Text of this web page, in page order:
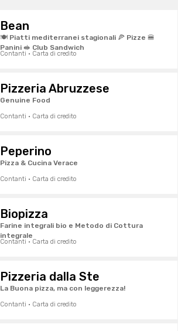
Bean
🍽️ Piatti mediterranei stagionali 🍕 Pizze 🍔
Panini 🥪 Club Sandwich
Contanti · Carta di credito
Pizzeria Abruzzese
Genuine Food
Contanti · Carta di credito
Peperino
Pizza & Cucina Verace
Contanti · Carta di credito
Biopizza
Farine integrali bio e Metodo di Cottura
integrale
Contanti · Carta di credito
Pizzeria dalla Ste
La Buona pizza, ma con leggerezza!
Contanti · Carta di credito